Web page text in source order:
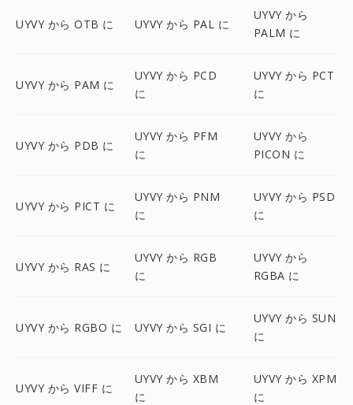
UYVY から OTB に UYVY から PAL に
UYVY から
PALM に
UYVY から PAM に
UYVY から PCD
に
UYVY から PCT
に
UYVY から PDB に
UYVY から PFM
に
UYVY から
PICON に
UYVY から PICT に
UYVY から PNM
に
UYVY から PSD
に
UYVY から RAS に
UYVY から RGB
に
UYVY から
RGBA に
UYVY から RGBO に UYVY から SGI に
UYVY から SUN
に
UYVY から VIFF に
UYVY から XBM
に
UYVY から XPM
に